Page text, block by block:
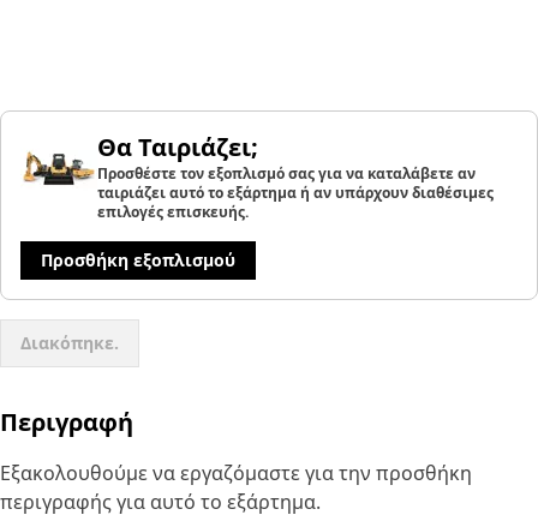
Θα Ταιριάζει;
Προσθέστε τον εξοπλισμό σας για να καταλάβετε αν
ταιριάζει αυτό το εξάρτημα ή αν υπάρχουν διαθέσιμες
επιλογές επισκευής.
Προσθήκη εξοπλισμού
Διακόπηκε.
Περιγραφή
Εξακολουθούμε να εργαζόμαστε για την προσθήκη
περιγραφής για αυτό το εξάρτημα.